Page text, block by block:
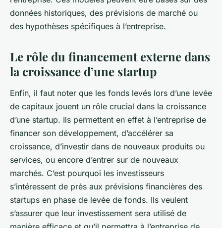
données historiques, des prévisions de marché ou
des hypothèses spécifiques à l’entreprise.
Le rôle du financement externe dans
la croissance d’une startup
Enfin, il faut noter que les fonds levés lors d’une levée
de capitaux jouent un rôle crucial dans la croissance
d’une startup. Ils permettent en effet à l’entreprise de
financer son développement, d’accélérer sa
croissance, d’investir dans de nouveaux produits ou
services, ou encore d’entrer sur de nouveaux
marchés. C’est pourquoi les investisseurs
s’intéressent de près aux prévisions financières des
startups en phase de levée de fonds. Ils veulent
s’assurer que leur investissement sera utilisé de